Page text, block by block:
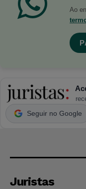
Ao
Seguir no Google
Juristas